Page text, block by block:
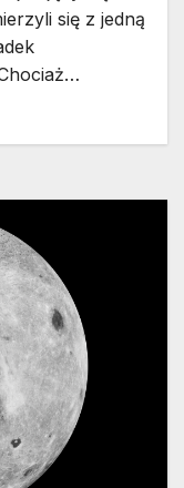
się z jedną